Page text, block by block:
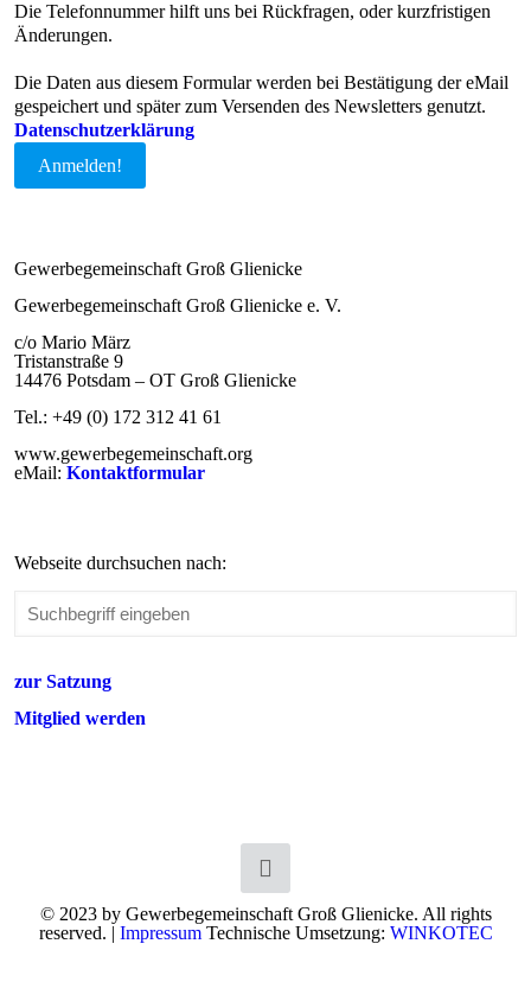
Die Telefonnummer hilft uns bei Rückfragen, oder kurzfristigen
Änderungen.
Die Daten aus diesem Formular werden bei Bestätigung der eMail
gespeichert und später zum Versenden des Newsletters genutzt.
Datenschutzerklärung
Gewerbegemeinschaft Groß Glienicke
Gewerbegemeinschaft Groß Glienicke e. V.
c/o Mario März
Tristanstraße 9
14476 Potsdam – OT Groß Glienicke
Tel.: +49 (0) 172 312 41 61
www.gewerbegemeinschaft.org
eMail: Kontaktformular
Webseite durchsuchen nach:
zur Satzung
Mitglied werden
© 2023 by Gewerbegemeinschaft Groß Glienicke. All rights
reserved. | ImpressumTechnische Umsetzung: WINKOTEC